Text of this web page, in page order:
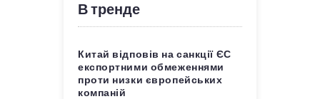
В тренде
Китай відповів на санкції ЄС
експортними обмеженнями
проти низки європейських
компаній